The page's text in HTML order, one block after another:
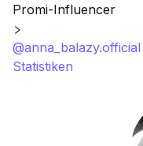
Promi-Influencer
Statistiken